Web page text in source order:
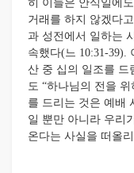
히 이들은 안식일에
거래를 하지 않겠다
과 성전에서 일하는
속했다(느 10:31-39).
산 중 십의 일조를 드
도 “하나님의 전을
를 드리는 것은 예배
일 뿐만 아니라 우리
온다는 사실을 떠올